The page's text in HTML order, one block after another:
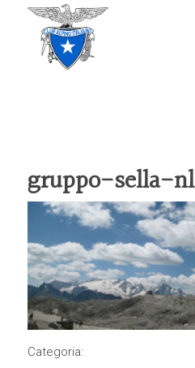
gruppo-sella-nl
Categoria: